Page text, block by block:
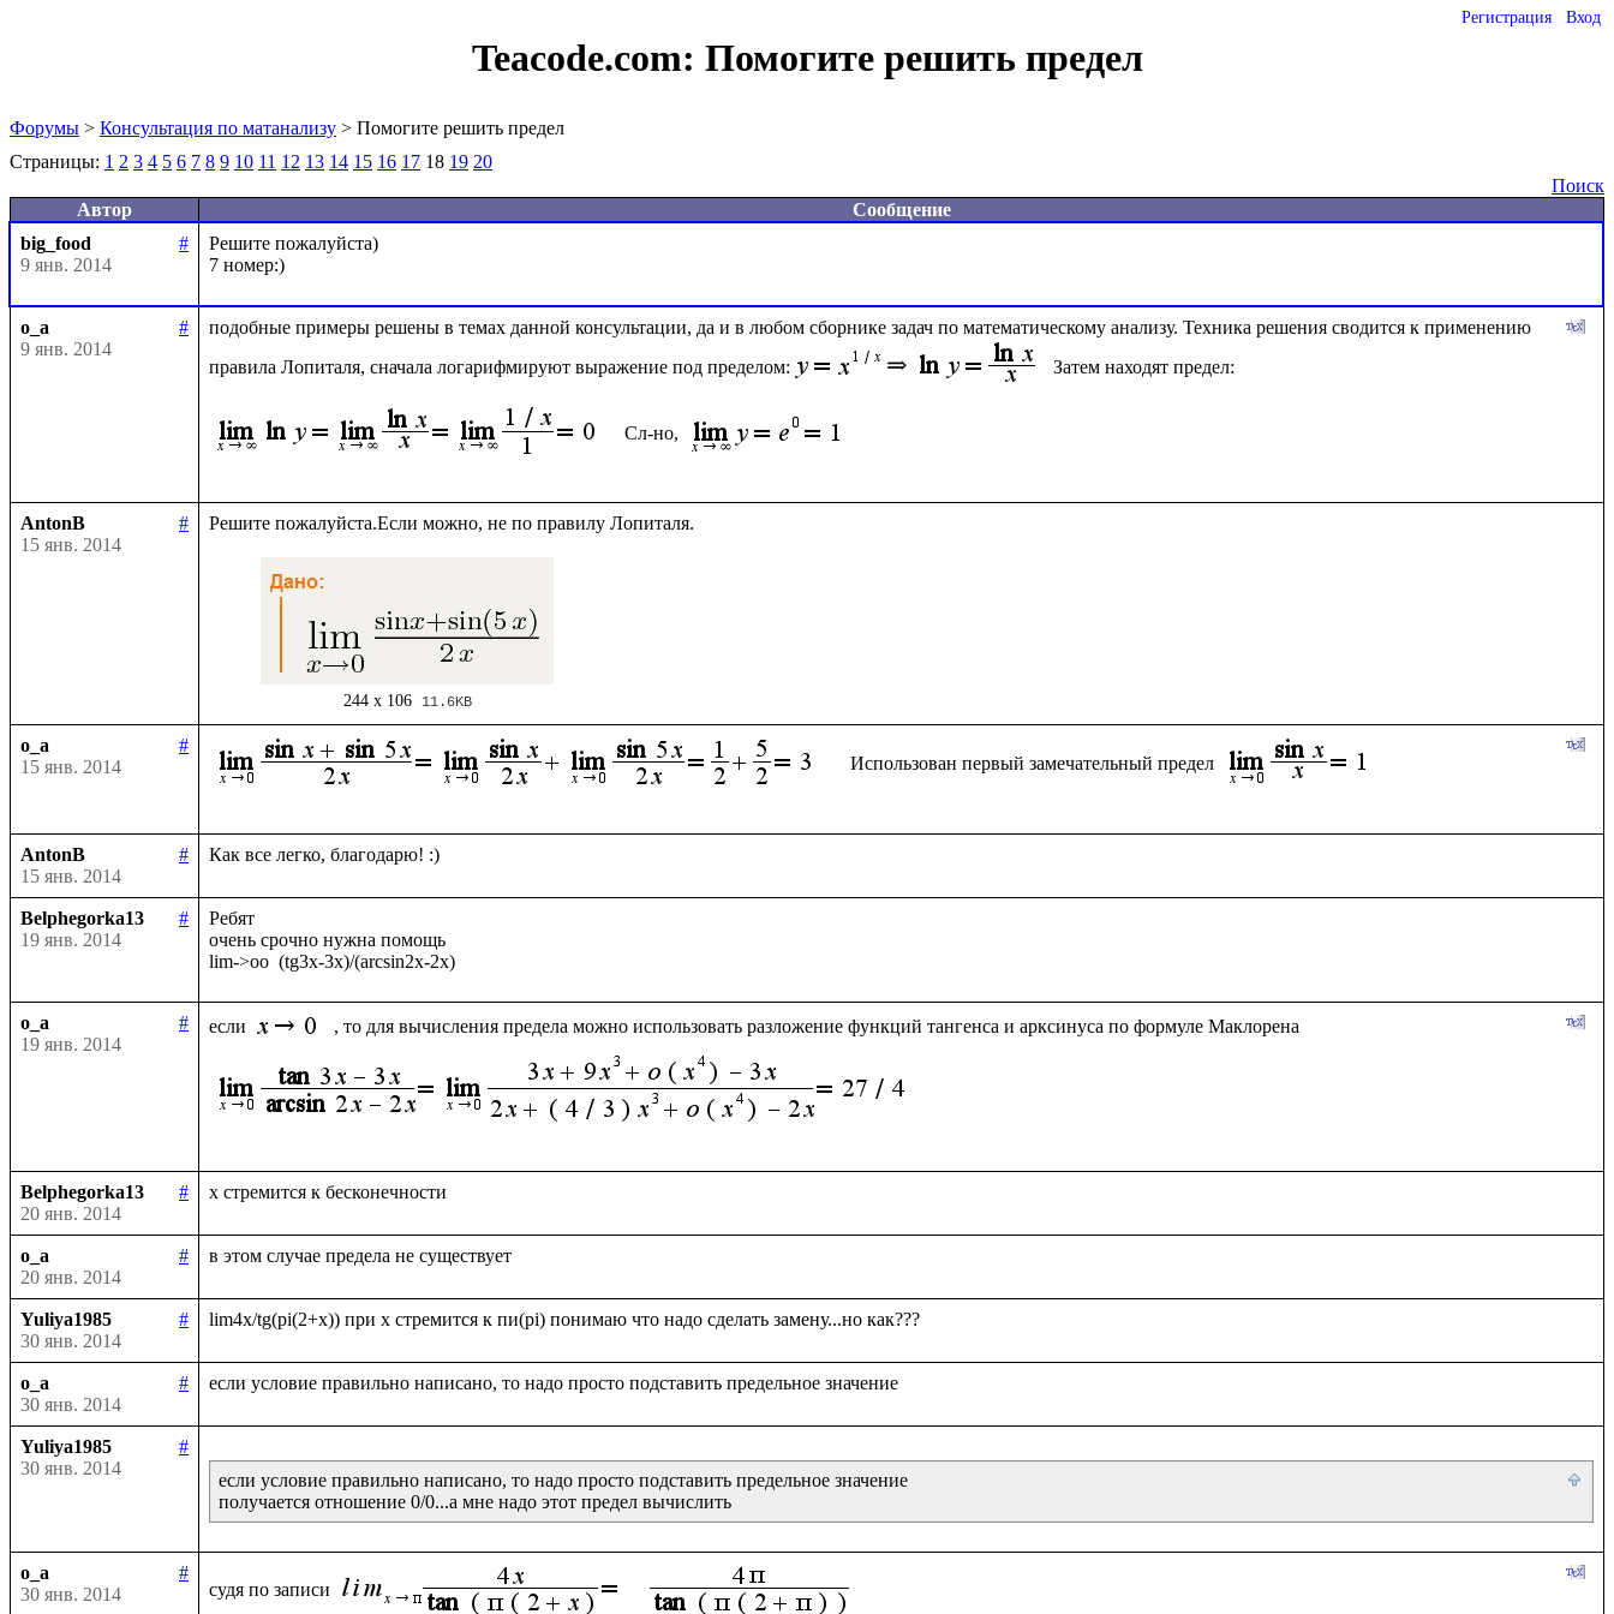
Регистрация Вход
Teacode.com: Помогите решить предел
Форумы > Консультация по матанализу > Помогите решить предел
Страницы: 1 2 3 4 5 6 7 8 9 10 11 12 13 14 15 16 17 18 19 20
Поиск
Автор
Сообщение
big_food
#
9 янв. 2014
Решите пожалуйста)
o_a
#
9 янв. 2014
подобные примеры решены в темах данной консультации, да и в любом сборнике задач по математическому анализу. Техника решения сводится к применению
правила Лопиталя, сначала логарифмируют выражение под пределом:
Затем находят предел:
Сл-но,
AntonB
#
15 янв. 2014
244 x 106 11.6KB
o_a
#
15 янв. 2014
Использован первый замечательный предел
AntonB
#
15 янв. 2014
Belphegorka13
#
19 янв. 2014
Ребят
очень срочно нужна помощь
o_a
#
19 янв. 2014
если
Belphegorka13
#
20 янв. 2014
o_a
#
20 янв. 2014
Yuliya1985
#
30 янв. 2014
o_a
#
30 янв. 2014
Yuliya1985
#
30 янв. 2014
если условие правильно написано, то надо просто подставить предельное значение
o_a
#
30 янв. 2014
судя по записи